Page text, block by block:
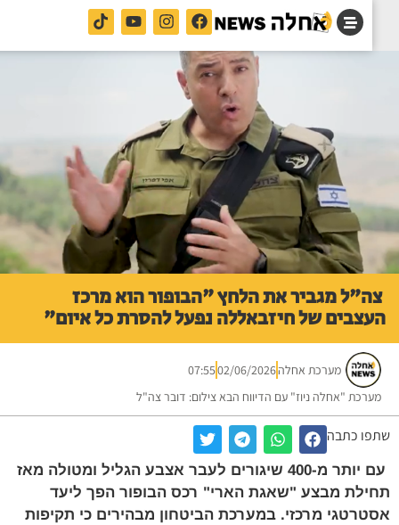
מגביר את הלחץ "הבופור הוא מרכז
של חיזבאללה נפעל להסרת כל איום"
מערכת אחלה 02/06/2026
07:55
"אחלה ניוז" עם הדיווח הבא צילום: דובר צה"ל
כתבה
עם יותר מ-400 שיגורים לעבר אצבע הגליל ומטולה מאז
מבצע "שאגת הארי" רכס הבופור הפך ליעד
מרכזי. במערכת הביטחון מבהירים כי תקיפות